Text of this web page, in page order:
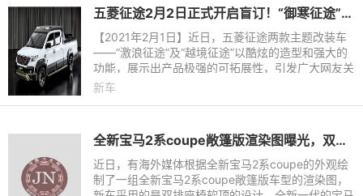
五菱征途2月2日正式开启盲订！“御寒征途”潮改版来袭
【2021年2月1日】近日，五菱征途两款主题改装车
——“激浪征途”及“越境征途”以酷炫的造型和强大的
功能，展示出产品极强的可拓展性，引发广大网友关
注。今日，五菱汽车又带来了一款五菱征途雪地版
新车
全新宝马2系coupe敞篷版渲染图曝光，双排座椅软顶设计
近日，有海外媒体根据全新宝马2系coupe的外观绘
制了一组全新宝马2系coupe敞篷版车型的渲染图，